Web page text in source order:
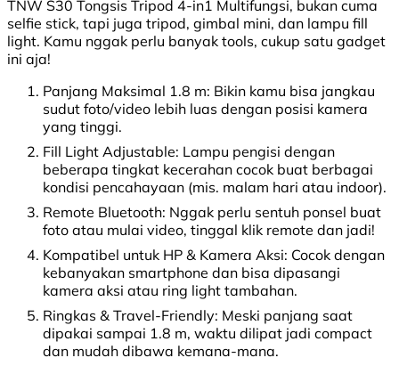
TNW S30 Tongsis Tripod 4-in1 Multifungsi, bukan cuma
selfie stick, tapi juga tripod, gimbal mini, dan lampu fill
light. Kamu nggak perlu banyak tools, cukup satu gadget
ini aja!
Panjang Maksimal 1.8 m: Bikin kamu bisa jangkau
sudut foto/video lebih luas dengan posisi kamera
yang tinggi.
Fill Light Adjustable: Lampu pengisi dengan
beberapa tingkat kecerahan cocok buat berbagai
kondisi pencahayaan (mis. malam hari atau indoor).
Remote Bluetooth: Nggak perlu sentuh ponsel buat
foto atau mulai video, tinggal klik remote dan jadi!
Kompatibel untuk HP & Kamera Aksi: Cocok dengan
kebanyakan smartphone dan bisa dipasangi
kamera aksi atau ring light tambahan.
Ringkas & Travel-Friendly: Meski panjang saat
dipakai sampai 1.8 m, waktu dilipat jadi compact
dan mudah dibawa kemana-mana.